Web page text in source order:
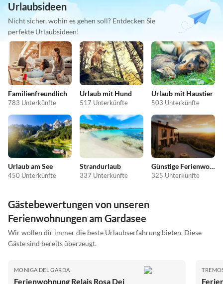
Urlaubsideen
Nicht sicher, wohin es gehen soll? Entdecken Sie
perfekte Urlaubsideen!
Familienfreundlich
783 Unterkünfte
Urlaub mit Hund
517 Unterkünfte
Urlaub mit Haustier
503 Unterkünfte
Urlaub am See
450 Unterkünfte
Strandurlaub
337 Unterkünfte
Günstige Ferienwohnungen
325 Unterkünfte
Gästebewertungen von unseren
Ferienwohnungen am Gardasee
Wir wollen dir immer die beste Urlaubserfahrung bieten. Diese
Gäste sind bereits überzeugt.
MONIGA DEL GARDA
Ferienwohnung Relais Rosa Dei